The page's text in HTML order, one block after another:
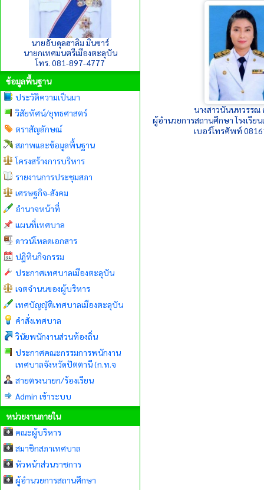
นายอับดุลฮาลิม มินซาร์
นายกเทศมนตรีเมืองตะลุบัน
โทร. 081-897-4777
ข้อมูลพื้นฐาน
ประวัติความเป็นมา
วิสัยทัศน์/ยุทธศาสตร์
ตราสัญลักษณ์
สภาพและข้อมูลพื้นฐาน
โครงสร้างการบริหาร
รายงานการประชุมสภา
เศรษฐกิจ-สังคม
อำนาจหน้าที่
แผนที่เทศบาล
ดาวน์โหลดเอกสาร
ปฏิทินกิจกรรม
ประกาศเทศบาลเมืองตะลุบัน
เจตจำนนของผู้บริหาร
เทศบัญญัติเทศบาลเมืองตะลุบัน
คำสั่งเทศบาล
วินัยพนักงานส่วนท้องถิ่น
ประกาศคณะกรรมการพนักงาน
เทศบาลจังหวัดปัตตานี (ก.ท.จ
สายตรงนายก/ร้องเรียน
Admin เข้าระบบ
หน่วยงานภายใน
คณะผู้บริหาร
สมาชิกสภาเทศบาล
หัวหน้าส่วนราชการ
ผู้อำนวยการสถานศึกษา
นางสาวนันนทวรรณ
ผู้อำนวยการสถานศึกษา โรงเรีย
เบอร์โทรศัพท์